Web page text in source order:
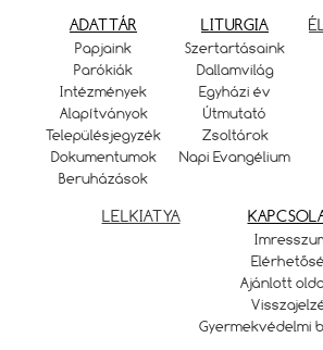
ADATTÁR
Papjaink
Parókiák
Intézmények
Alapítványok
Településjegyzék
Dokumentumok
Beruházások
LITURGIA
Szertartásaink
Dallamvilág
Egyházi év
Útmutató
Zsoltárok
Napi Evangélium
LELKIATYA
Ajánlott
Gyermekvédelmi